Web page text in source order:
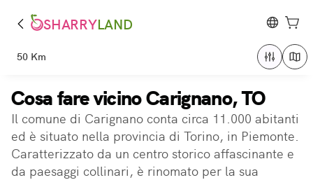
SHARRYLAND
50 Km
Cosa fare vicino Carignano, TO
Il comune di Carignano conta circa 11.000 abitanti
ed è situato nella provincia di Torino, in Piemonte.
Caratterizzato da un centro storico affascinante e
da paesaggi collinari, è rinomato per la sua